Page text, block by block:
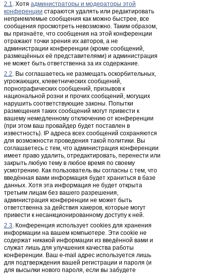
2.1. Хотя администраторы и модераторы этой
конференции стараются удалять или редактировать
неприемлемые сообщения как можно быстрее, все
сообщения просмотреть невозможно. Таким образом,
вы признаёте, что сообщения на этой конференции
отражают точки зрения их авторов, а не
администрации конференции (кроме сообщений,
размещённых её представителями) и администрация
не может быть ответственна за их содержание.
2.2. Вы соглашаетесь не размещать оскорбительных,
угрожающих, клеветнических сообщений,
порнографических сообщений, призывов к
национальной розни и прочих сообщений, могущих
нарушить соответствующие законы. Попытки
размещения таких сообщений могут привести к
вашему немедленному отключению от конференции
(при этом ваш провайдер будет поставлен в
известность). IP адреса всех сообщений сохраняются
для возможности проведения такой политики. Вы
соглашаетесь с тем, что администрация конференции
имеет право удалить, отредактировать, перенести или
закрыть любую тему в любое время по своему
усмотрению. Как пользователь вы согласны с тем, что
введённая вами информация будет храниться в базе
данных. Хотя эта информация не будет открыта
третьим лицам без вашего разрешения,
администрация конференции не может быть
ответственна за действия хакеров, которые могут
привести к несанкционированному доступу к ней.
2.3. Конференция использует cookies для хранения
информации на вашем компьютере. Эти cookie не
содержат никакой информации из введённой вами и
служат лишь для улучшения качества работы
конференции. Ваш e-mail адрес используется лишь
для подтверждения вашей регистрации и пароля (и
для высылки нового пароля, если вы забудете